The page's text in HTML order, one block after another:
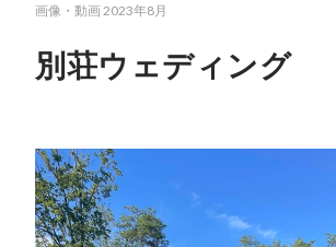
画像・動画2023年8月
別荘ウェディング